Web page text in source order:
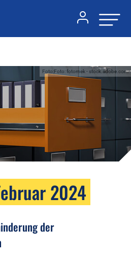
Foto:Foto: fotomek - stock.adobe.com
2024
der